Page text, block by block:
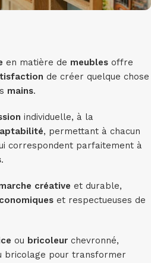
en matière de meubles offre
de créer quelque chose
mains.
individuelle, à la
, permettant à chacun
correspondent parfaitement à
.
créative et durable,
et respectueuses de
ou bricoleur chevronné,
bricolage pour transformer